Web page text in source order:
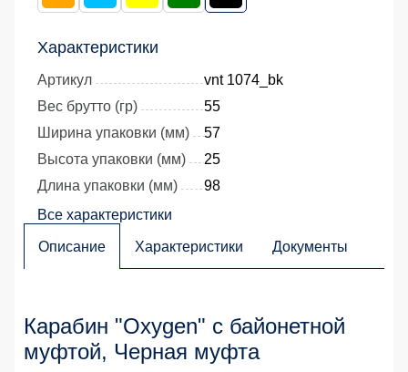
Характеристики
Артикул
vnt 1074_bk
Вес брутто (гр)
55
Ширина упаковки (мм)
57
Высота упаковки (мм)
25
Длина упаковки (мм)
98
Все характеристики
Описание Характеристики Документы
Карабин "Oxygen" с байонетной
муфтой, Черная муфта